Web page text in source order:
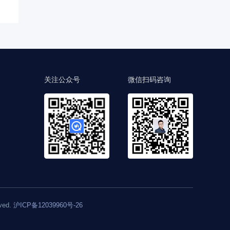
关注公众号 微信扫码咨询
沪ICP备12039960号-26